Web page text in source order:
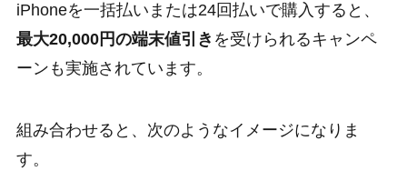
iPhoneを一括払いまたは24回払いで購入すると、
最大20,000円の端末値引き を受けられるキャンペ
ーンも実施されています。
組み合わせると、次のようなイメージになりま
す。